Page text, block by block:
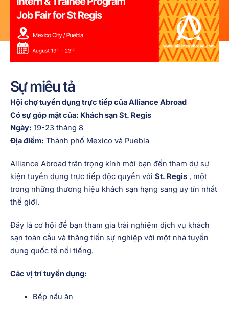
Sự miêu tả
Hội chợ tuyển dụng trực tiếp của Alliance Abroad
Có sự góp mặt của: Khách sạn St. Regis
Ngày: 19-23 tháng 8
Địa điểm: Thành phố Mexico và Puebla
Alliance Abroad trân trọng kính mời bạn đến tham dự sự
kiện tuyển dụng trực tiếp độc quyền với St. Regis , một
trong những thương hiệu khách sạn hạng sang uy tín nhất
thế giới.
Đây là cơ hội để bạn tham gia trải nghiệm dịch vụ khách
sạn toàn cầu và thăng tiến sự nghiệp với một nhà tuyển
dụng quốc tế nổi tiếng.
Các vị trí tuyển dụng:
Bếp nấu ăn